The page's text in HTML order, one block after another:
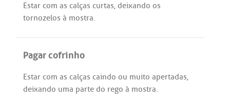
Estar com as calças curtas, deixando os
tornozelos à mostra.
Pagar cofrinho
Estar com as calças caindo ou muito apertadas,
deixando uma parte do rego à mostra.